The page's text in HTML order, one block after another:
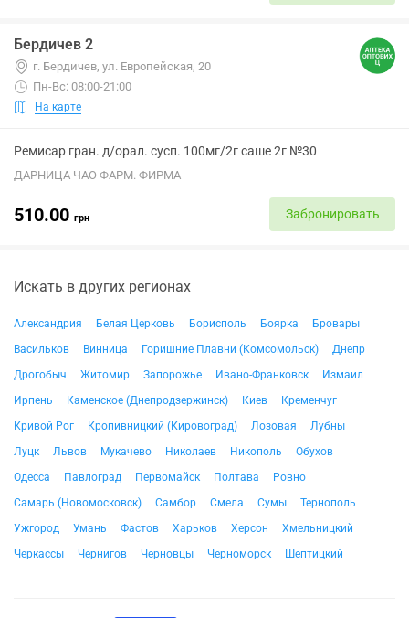
Бердичев 2
г. Бердичев, ул. Европейская, 20
Пн-Вс: 08:00-21:00
На карте
Ремисар гран. д/орал. сусп. 100мг/2г саше 2г №30
ДАРНИЦА ЧАО ФАРМ. ФИРМА
510.00 грн Забронировать
Искать в других регионах
Александрия Белая Церковь Борисполь Боярка
Бровары
Васильков
Винница Горишние Плавни (Комсомольск)
Днепр
Дрогобыч
Житомир Запорожье Ивано-Франковск
Измаил
Ирпень
Каменское (Днепродзержинск) Киев
Кременчуг
Кривой Рог
Кропивницкий (Кировоград) Лозовая
Лубны
Луцк
Львов Мукачево Николаев Никополь
Обухов
Одесса
Павлоград Первомайск Полтава
Ровно
Самарь (Новомосковск)
Самбор Смела Сумы
Тернополь
Ужгород
Умань Фастов Харьков Херсон
Хмельницкий
Черкассы
Чернигов Черновцы Черноморск Шептицкий